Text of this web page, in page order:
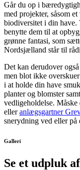
Går du op i
med projekter, såsom
biodiversitet i din
benytte dem til at
grønne fantasi, som
Nordsjælland står til
Det kan derudover
men blot ikke
i at holde din have
planter og blomster
vedligeholdelse. Måske
elleranlægsgartner
snerydning ved eller
Galleri
Se et udpluk